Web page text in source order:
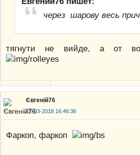
через шарову весь
тягнути не вийде, а от
Євгеній76
22-03-2018 16:46:36
Фаркоп, фаркоп